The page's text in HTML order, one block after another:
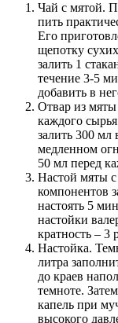
Чай с мятой.
пить
Его
щепотку
залить 1
течение 3-5
добавить в
Отвар из
каждого
залить 300 мл
медленном
50 мл перед
Настой мяты
компонентов
настоять 5
настойки
кратность – 3
Настойка.
литра
до краев
темноте.
капель при
высокого